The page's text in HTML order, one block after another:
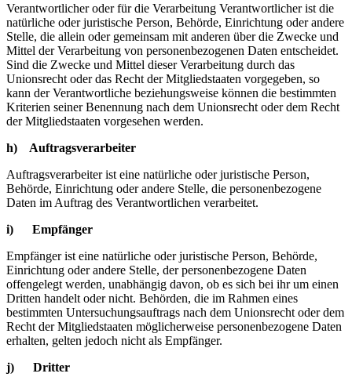
Verantwortlicher oder für die Verarbeitung Verantwortlicher ist die
natürliche oder juristische Person, Behörde, Einrichtung oder andere
Stelle, die allein oder gemeinsam mit anderen über die Zwecke und
Mittel der Verarbeitung von personenbezogenen Daten entscheidet.
Sind die Zwecke und Mittel dieser Verarbeitung durch das
Unionsrecht oder das Recht der Mitgliedstaaten vorgegeben, so
kann der Verantwortliche beziehungsweise können die bestimmten
Kriterien seiner Benennung nach dem Unionsrecht oder dem Recht
der Mitgliedstaaten vorgesehen werden.
h) Auftragsverarbeiter
Auftragsverarbeiter ist eine natürliche oder juristische Person,
Behörde, Einrichtung oder andere Stelle, die personenbezogene
Daten im Auftrag des Verantwortlichen verarbeitet.
i) Empfänger
Empfänger ist eine natürliche oder juristische Person, Behörde,
Einrichtung oder andere Stelle, der personenbezogene Daten
offengelegt werden, unabhängig davon, ob es sich bei ihr um einen
Dritten handelt oder nicht. Behörden, die im Rahmen eines
bestimmten Untersuchungsauftrags nach dem Unionsrecht oder dem
Recht der Mitgliedstaaten möglicherweise personenbezogene Daten
erhalten, gelten jedoch nicht als Empfänger.
j) Dritter